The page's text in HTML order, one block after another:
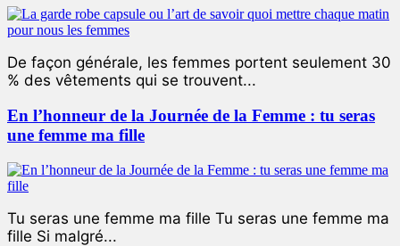
De façon générale, les femmes portent seulement 30
% des vêtements qui se trouvent...
En l’honneur de la Journée de la Femme : tu seras
une femme ma fille
Tu seras une femme ma fille Tu seras une femme ma
fille Si malgré...